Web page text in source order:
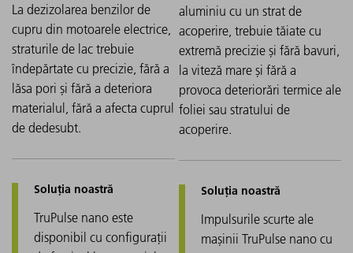
La dezizolarea benzilor de
cupru din motoarele electrice,
straturile de lac trebuie
îndepărtate cu precizie, fără a
lăsa pori și fără a deteriora
materialul, fără a afecta cuprul
de dedesubt.
TruPulse nano este
disponibil cu configurații
aluminiu cu un strat de
acoperire, trebuie tăiate cu
extremă precizie și fără bavuri,
la viteză mare și fără a
provoca deteriorări termice ale
foliei sau stratului de
acoperire.
Impulsurile scurte ale
mașinii TruPulse nano cu